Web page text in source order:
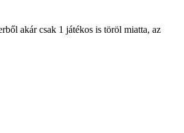
akár csak 1 játékos is töröl miatta, az